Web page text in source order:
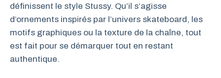
définissent le style Stussy. Qu’il s’agisse
d’ornements inspirés par l’univers skateboard, les
motifs graphiques ou la texture de la chaîne, tout
est fait pour se démarquer tout en restant
authentique.